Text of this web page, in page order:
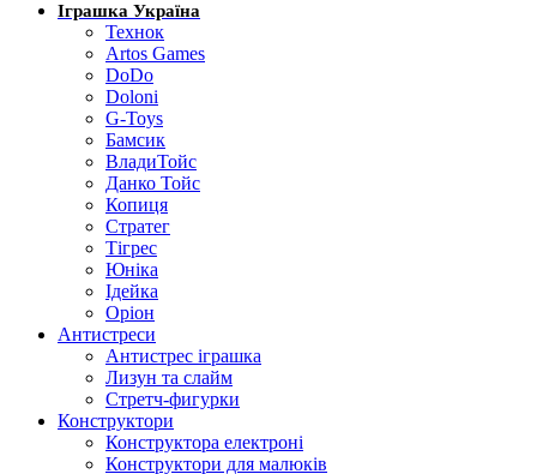
Іграшка Україна
Технок
Artos Games
DoDo
Doloni
G-Toys
Бамсик
ВладиТойс
Данко Тойс
Копиця
Стратег
Тігрес
Юніка
Ідейка
Оріон
Антистреси
Антистрес іграшка
Лизун та слайм
Стретч-фигурки
Конструктори
Конструктора електроні
Конструктори для малюків